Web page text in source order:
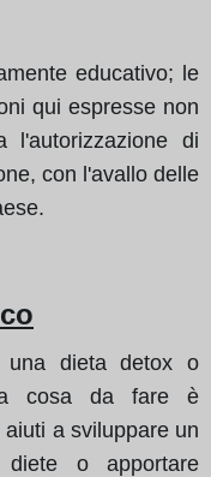
educativo; le
qui espresse non
l'autorizzazione di
con l'avallo delle
una dieta detox o
cosa da fare è
a sviluppare un
o apportare